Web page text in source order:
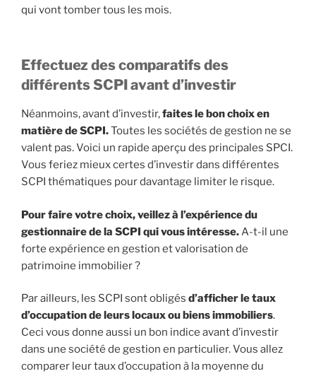
qui vont tomber tous les mois.
Effectuez des comparatifs des
différents SCPI avant d’investir
Néanmoins, avant d’investir,faites le bon choix en
matière de SCPI.Toutes les sociétés de gestion ne se
valent pas. Voici un rapide aperçu des principales SPCI.
Vous feriez mieux certes d’investir dans différentes
SCPI thématiques pour davantage limiter le risque.
Pour faire votre choix, veillez à l’expérience du
gestionnaire de la SCPI qui vous intéresse.A-t-il une
forte expérience en gestion et valorisation de
patrimoine immobilier ?
Par ailleurs, les SCPI sont obligés d’afficher le taux
d’occupation de leurs locaux ou biens immobiliers.
Ceci vous donne aussi un bon indice avant d’investir
dans une société de gestion en particulier. Vous allez
comparer leur taux d’occupation à la moyenne du